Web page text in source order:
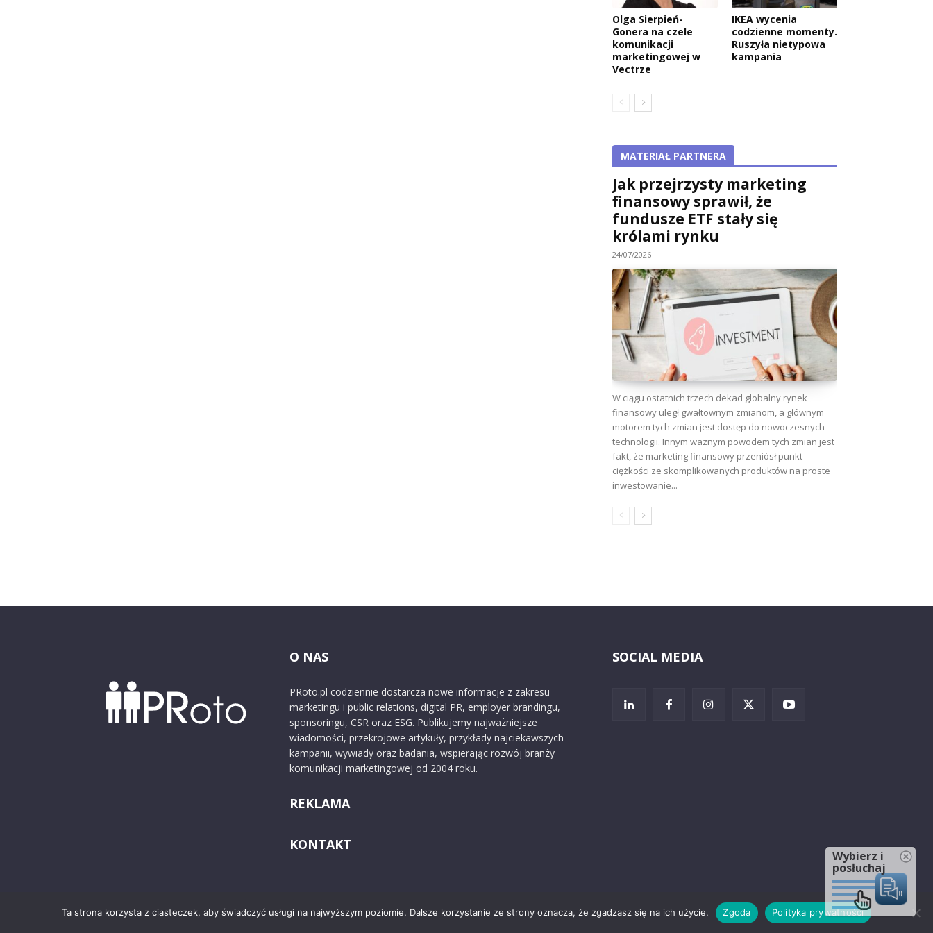
Olga Sierpień-
Gonera na czele
komunikacji
marketingowej w
Vectrze
IKEA wycenia
codzienne momenty.
Ruszyła nietypowa
kampania
MATERIAŁ PARTNERA
Jak przejrzysty marketing
finansowy sprawił, że
fundusze ETF stały się
królami rynku
24/07/2026
W ciągu ostatnich trzech dekad globalny rynek
finansowy uległ gwałtownym zmianom, a głównym
motorem tych zmian jest dostęp do nowoczesnych
technologii. Innym ważnym powodem tych zmian jest
fakt, że marketing finansowy przeniósł punkt
ciężkości ze skomplikowanych produktów na proste
inwestowanie...
O NAS
PRoto.pl codziennie dostarcza nowe informacje z zakresu
marketingu i public relations, digital PR, employer brandingu,
sponsoringu, CSR oraz ESG. Publikujemy najważniejsze
wiadomości, przekrojowe artykuły, przykłady najciekawszych
kampanii, wywiady oraz badania, wspierając rozwój branży
komunikacji marketingowej od 2004 roku.
REKLAMA
KONTAKT
SOCIAL MEDIA
© 2024 PRoto.pl O nas Reklama Zastrzeżenia prawne
Ta strona korzysta z ciasteczek, aby świadczyć usługi na najwyższym poziomie. Dalsze korzystanie ze strony oznacza, że zgadzasz się na ich użycie. Zgoda Polityka prywatności
Wybierz i
posłuchaj